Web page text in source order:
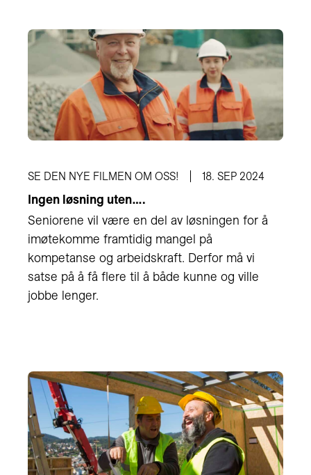
SE DEN NYE FILMEN OM OSS! 18. SEP 2024
Ingen løsning uten….
Seniorene vil være en del av løsningen for å
imøtekomme framtidig mangel på
kompetanse og arbeidskraft. Derfor må vi
satse på å få flere til å både kunne og ville
jobbe lenger.